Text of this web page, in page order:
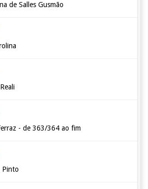
de Salles Gusmão
- de 363/364 ao fim
Pinto